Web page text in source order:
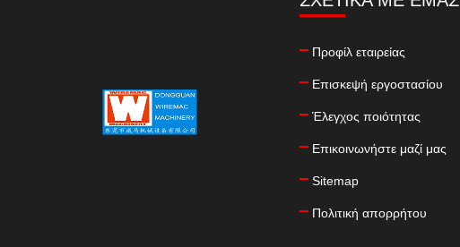
Προφίλ εταιρείας
Επισκεψή εργοστασίου
Έλεγχος ποιότητας
Επικοινωνήστε μαζί μας
Sitemap
Πολιτική απορρήτου